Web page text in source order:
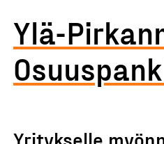
Ylä-
Yritykselle